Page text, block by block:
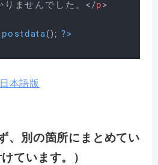
ませんでした。 </p>
(); ?>
本語版
、別の箇所にまとめてい
ています。）